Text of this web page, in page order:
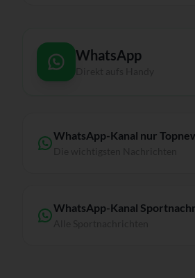
WhatsApp
WhatsApp-Kanal nur
WhatsApp-Kanal